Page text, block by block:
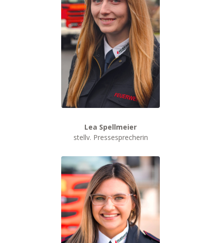
Lea Spellmeier
stellv. Pressesprecherin